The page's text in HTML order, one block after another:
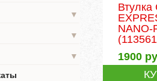
▼
▼
▼
Втулка
NANO-
1900